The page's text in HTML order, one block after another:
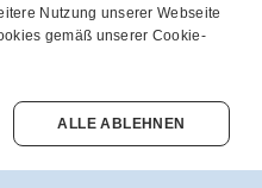
und Sammeln aus dem
Österreich - Tel.-Nr.:
Nutzung unserer Webseite
gemäß unserer Cookie-
ALLE ABLEHNEN